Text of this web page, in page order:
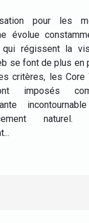
pour les
évolue
qui régissent la
se font de plus en
critères, les Core
imposés
naturel.